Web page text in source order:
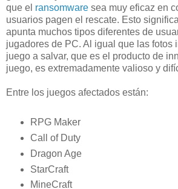
que el ransomware sea muy eficaz en
usuarios pagen el rescate. Esto
apunta muchos tipos diferentes de
jugadores de PC. Al igual que las fotos
juego a salvar, que es el producto de
juego, es extremadamente valioso y
Entre los juegos afectados están:
RPG Maker
Call of Duty
Dragon Age
StarCraft
MineCraft